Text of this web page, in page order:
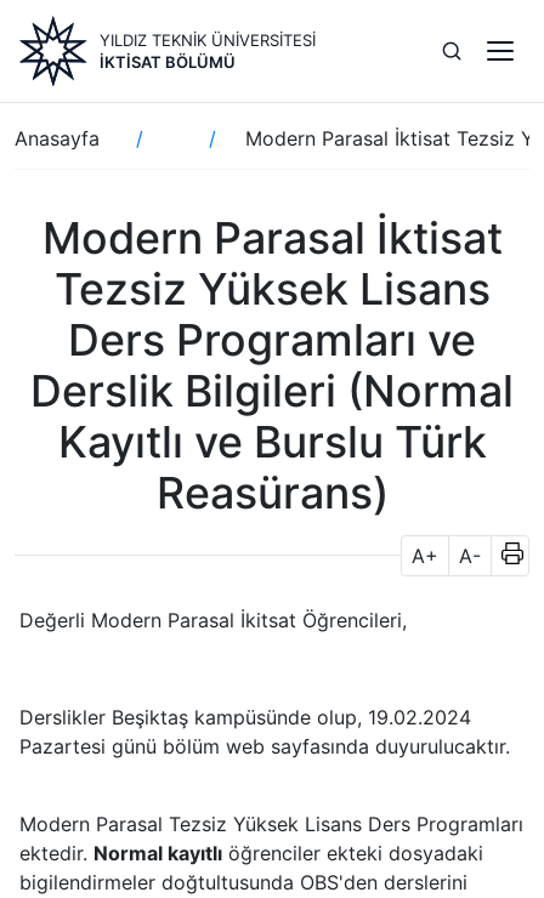
içeriğe
atla
YILDIZ TEKNİK ÜNİVERSİTESİ
İKTISAT BÖLÜMÜ
Sayfa
yolu
Anasayfa Modern Parasal İktisat Tezsiz
Modern Parasal İktisat
Tezsiz Yüksek Lisans
Ders Programları ve
Derslik Bilgileri (Normal
Kayıtlı ve Burslu Türk
Reasürans)
A+ A-
Değerli Modern Parasal İkitsat Öğrencileri,
Derslikler Beşiktaş kampüsünde olup, 19.02.2024
Pazartesi günü bölüm web sayfasında duyurulucaktır.
Modern Parasal Tezsiz Yüksek Lisans Ders Programları
ektedir. Normal kayıtlı öğrenciler ekteki dosyadaki
bigilendirmeler doğtultusunda OBS'den derslerini